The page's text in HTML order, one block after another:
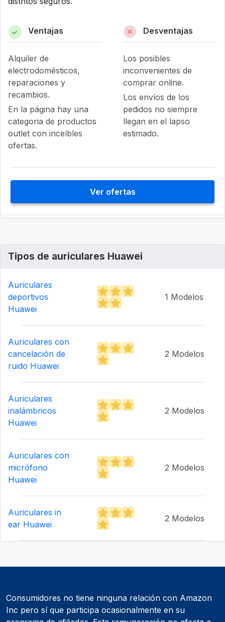
Ventajas
Alquiler de
electrodomésticos,
reparaciones y
recambios.
En la página hay una
categoria de productos
outlet con inceíbles
ofertas.
Desventajas
Los posibles
inconvenientes de
comprar online.
Los envíos de los
pedidos no siempre
llegan en el lapso
estimado.
Ver ofertas
Tipos de auriculares Huawei
Auriculares
deportivos
Huawei
1 Modelos
Auriculares con
cancelación de
ruido Huawei
2 Modelos
Auriculares
inalámbricos
Huawei
2 Modelos
Auriculares con
micrófono
Huawei
2 Modelos
Auriculares in
ear Huawei
2 Modelos
Consumidores no tiene ninguna relación con Amazon
Inc pero sí que participa ocasionalmente en su